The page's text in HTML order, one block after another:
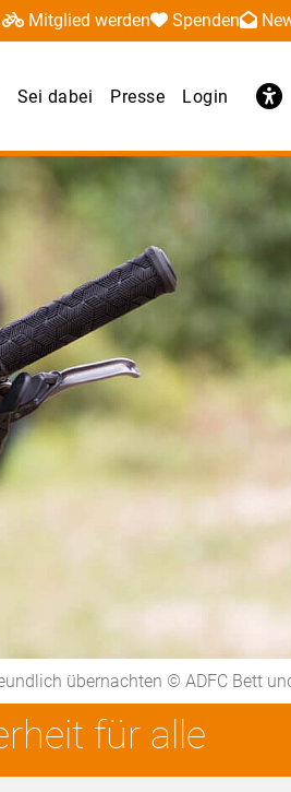
Mitglied werden Spenden
Sei dabei Presse Login
übernachten © ADFC Bett
für alle